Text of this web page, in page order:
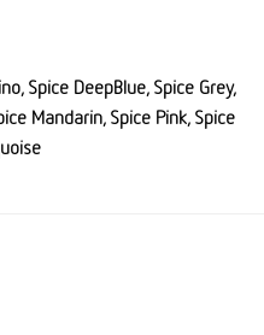
Spice DeepBlue, Spice Grey,
Mandarin, Spice Pink, Spice